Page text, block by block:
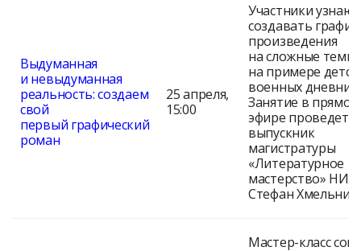
Выдуманная
и невыдуманная
реальность: создаем
свой
первый графический
роман
25 апреля,
15:00
Участники
создавать
произведения
на сложные темы
на примере
военных
Занятие в прямом
эфире проведет
выпускник
магистратуры
«Литературное
мастерство»
Стефан
Мастер-класс